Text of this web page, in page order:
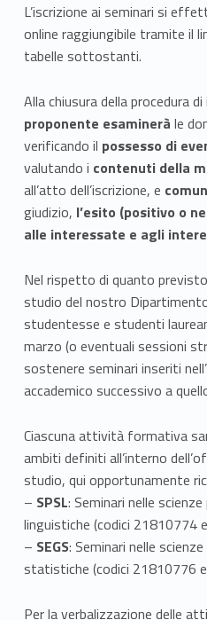
n
a
r
i
T
r
i
e
n
n
a
i
L’iscrizione ai seminari si
online raggiungibile tramite il
tabelle sottostanti.
Alla chiusura della procedura
proponente esaminerà le
verificando il possesso di
valutando i contenuti della
all’atto dell’iscrizione, e
giudizio, l’esito (positivo o
alle interessate e agli
Nel rispetto di quanto
studio del nostro
studentesse e studenti
marzo (o eventuali sessioni
sostenere seminari inseriti
accademico successivo a
Ciascuna attività formativa
ambiti definiti all’interno
studio, qui opportunamente
– SPSL: Seminari nelle
linguistiche (codici 21810774
– SEGS: Seminari nelle
statistiche (codici 21810776
Per la verbalizzazione delle